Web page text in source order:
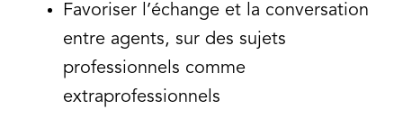
Favoriser l’échange et la conversation
entre agents, sur des sujets
professionnels comme
extraprofessionnels